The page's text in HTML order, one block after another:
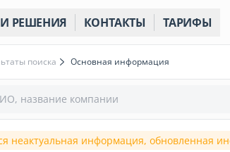
РЕШЕНИЯ КОНТАКТЫ ТАРИФЫ
поиска Основная информация
название компании
неактуальная информация, обновленная